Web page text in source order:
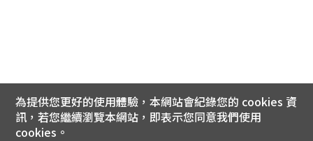
為提供您更好的使用體驗，本網站會紀錄您的 cookies 資
訊，若您繼續瀏覽本網站，即表示您同意我們使用
cookies。